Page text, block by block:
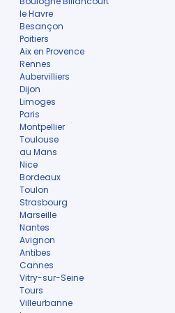
le Havre
Besançon
Poitiers
Aix en Provence
Rennes
Aubervilliers
Dijon
Limoges
Paris
Montpellier
Toulouse
au Mans
Nice
Bordeaux
Toulon
Strasbourg
Marseille
Nantes
Avignon
Antibes
Cannes
Vitry-sur-Seine
Tours
Villeurbanne